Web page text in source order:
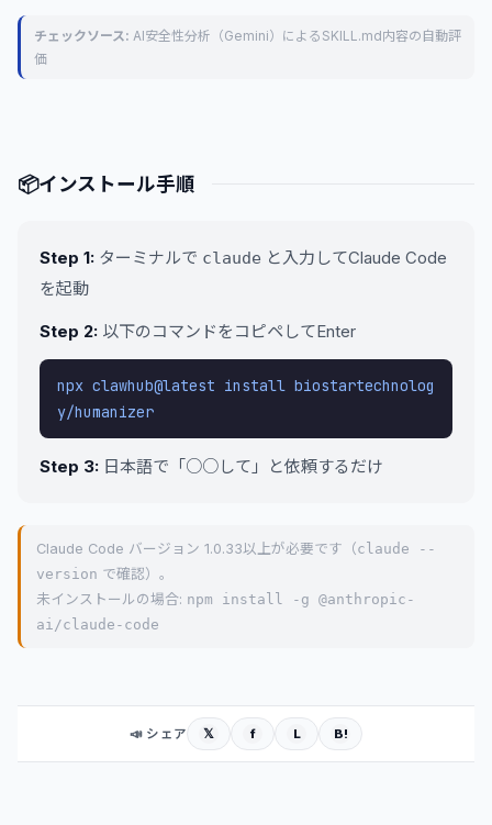
チェックソース: AI安全性分析（Gemini）によるSKILL.md内容の自動評
価
📦インストール手順
Step 1: ターミナルで claude と入力してClaude Code
を起動
Step 2: 以下のコマンドをコピペしてEnter
npx clawhub@latest install biostartechnolog
y/humanizer
Step 3: 日本語で「○○して」と依頼するだけ
Claude Code バージョン 1.0.33以上が必要です（claude --
version で確認）。
未インストールの場合: npm install -g @anthropic-
ai/claude-code
📣 シェア 𝕏 f L B!